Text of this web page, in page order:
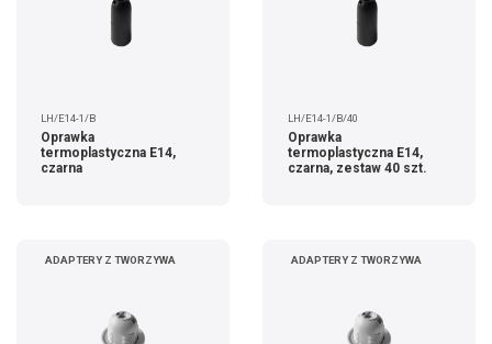
LH/E14-1/B
Oprawka
termoplastyczna E14,
czarna
LH/E14-1/B/40
Oprawka
termoplastyczna E14,
czarna, zestaw 40 szt.
ADAPTERY Z TWORZYWA ADAPTERY Z TWORZYWA